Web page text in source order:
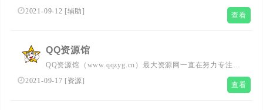
变得更强,专注安卓APP游戏辅助活动网络刚更新新闻，资
源分享,活动线报，大型网游经典游戏，网络热门技术游戏
2021-09-12 [辅助] 查看
QQ资源馆
QQ资源馆（www.qqzyg.cn）最大资源网一直在努力专注免
费分享QQ活动、QQ技术、微信活动、微信技术、游戏活
动、游戏技术、抖音技术、快手技术、网络骗子曝光等！努
2021-09-17 [资源] 查看